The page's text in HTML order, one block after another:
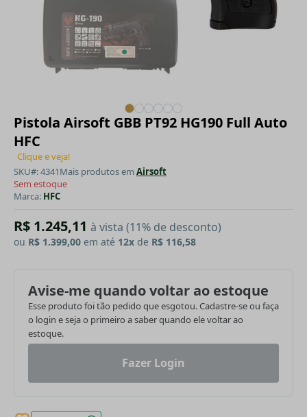
Pistola Airsoft GBB PT92 HG190 Full Auto
HFC
Clique e veja!
SKU#: 4341Mais produtos em Airsoft
Sem estoque
Marca: HFC
R$ 1.245,11 à vista (11% de desconto)
ou R$ 1.399,00 em até 12x de R$ 116,58
Avise-me quando voltar ao estoque
Esse produto foi tão pedido que esgotou. Cadastre-se ou faça
o login e seja o primeiro a saber quando ele voltar ao
estoque.
Fazer Login